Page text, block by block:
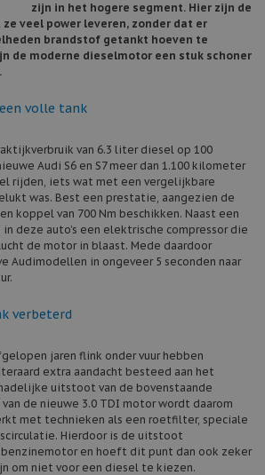
zijn in het hogere segment. Hier zijn de
veel power leveren, zonder dat er
brandstof getankt hoeven te
de moderne dieselmotor een stuk schoner
volle tank
van 6.3 liter diesel op 100
Audi S6 en S7 meer dan 1.100 kilometer
rijden, iets wat met een vergelijkbare
was. Best een prestatie, aangezien de
koppel van 700 Nm beschikken. Naast een
deze auto’s een elektrische compressor die
de motor in blaast. Mede daardoor
Audimodellen in ongeveer 5 seconden naar
verbeterd
jaren flink onder vuur hebben
extra aandacht besteed aan het
uitstoot van de bovenstaande
de nieuwe 3.0 TDI motor wordt daarom
met technieken als een roetfilter, speciale
Hierdoor is de uitstoot
en hoeft dit punt dan ook zeker
om niet voor een diesel te kiezen.